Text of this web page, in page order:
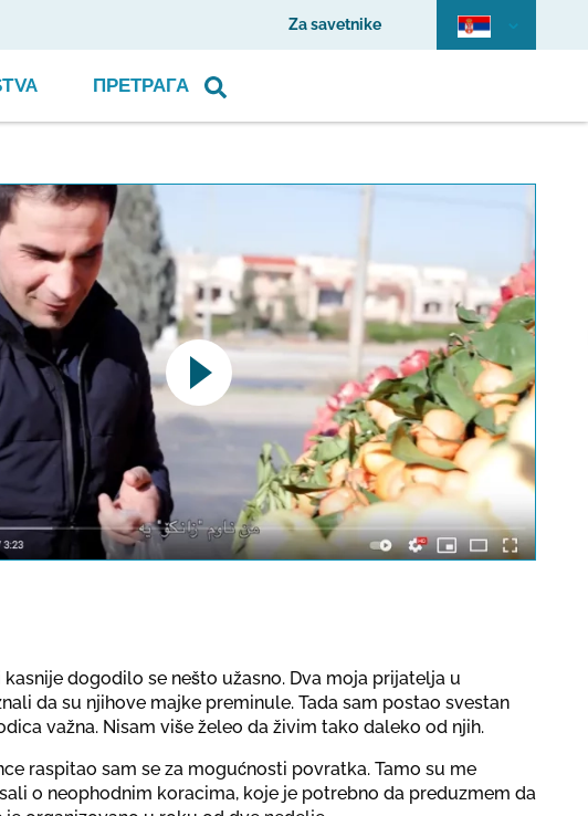
Za savetnike
ПРЕТРАГА
link opens a YouTube video. Please
data protection regulations valid
for this site.
dogodilo se nešto užasno. Dva moja prijatelja u
da su njihove majke preminule. Tada sam postao svestan
važna. Nisam više želeo da živim tako daleko od njih.
raspitao sam se za mogućnosti povratka. Tamo su me
o neophodnim koracima, koje je potrebno da preduzmem da